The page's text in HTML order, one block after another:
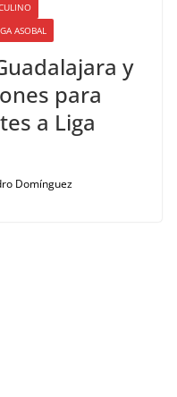
ASOBAL
y
para
a Liga
Domínguez